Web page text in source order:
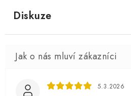
Diskuze
5.3.2026